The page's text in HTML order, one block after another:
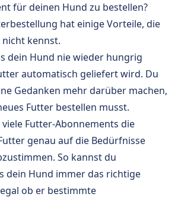
für deinen Hund zu bestellen?
hat einige Vorteile, die
kennst.
dein Hund nie wieder hungrig
automatisch geliefert wird. Du
Gedanken mehr darüber machen,
Futter bestellen musst.
Futter-Abonnements die
genau auf die Bedürfnisse
So kannst du
dein Hund immer das richtige
ob er bestimmte